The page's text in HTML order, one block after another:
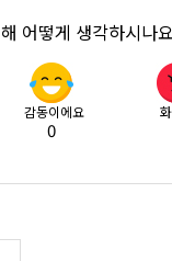
어떻게 생각하시나
감동이에요
0